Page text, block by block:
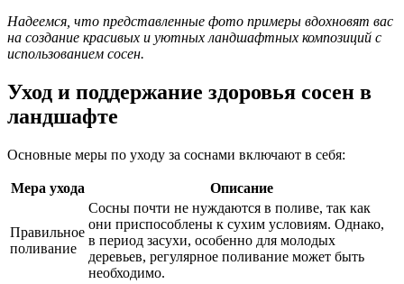
Надеемся, что представленные фото примеры вдохновят вас
на создание красивых и уютных ландшафтных композиций с
использованием сосен.
Уход и поддержание здоровья сосен в
ландшафте
Основные меры по уходу за соснами включают в себя:
Мера ухода Описание
Правильное
поливание
Сосны почти не нуждаются в поливе, так как
они приспособлены к сухим условиям. Однако,
в период засухи, особенно для молодых
деревьев, регулярное поливание может быть
необходимо.